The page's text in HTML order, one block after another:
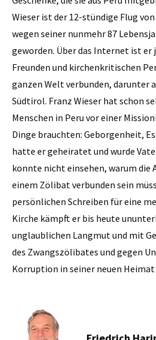
Wieser ist der 12-stündige Flug
wegen seiner nunmehr 87
geworden. Über das Internet ist er
Freunden und kirchenkritischen
ganzen Welt verbunden, darunter
Südtirol. Franz Wieser hat schon
Menschen in Peru vor einer
Dinge brauchten: Geborgenheit,
hatte er geheiratet und wurde
konnte nicht einsehen, warum die
einem Zölibat verbunden sein
persönlichen Schreiben für eine
Kirche kämpft er bis heute
unglaublichen Langmut und mit
des Zwangszölibates und gegen
Korruption in seiner neuen Heimat